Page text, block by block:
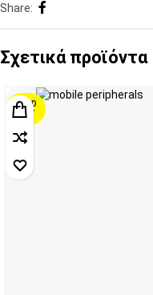
Share:
Σχετικά προϊόντα
SOLD
OUT